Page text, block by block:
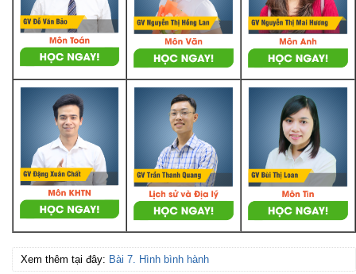
Xem thêm tại đây: Bài 7. Hình bình hành